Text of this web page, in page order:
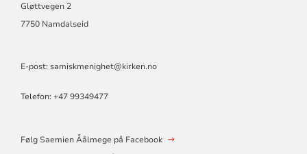
Gløttvegen 2
7750 Namdalseid
E-post: samiskmenighet@kirken.no
Telefon: +47 99349477
Følg Saemien Åålmege på Facebook